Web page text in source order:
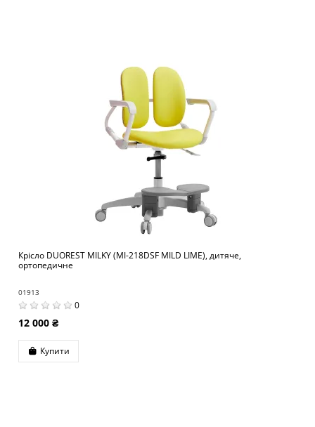
Крісло DUOREST MILKY (MI-218DSF MILD LIME), дитяче,
ортопедичне
01913
0
12 000 ₴
Купити